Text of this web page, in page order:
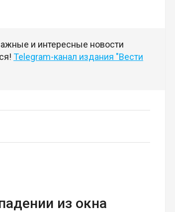
и интересные новости
Telegram-канал издания "Вести
из окна